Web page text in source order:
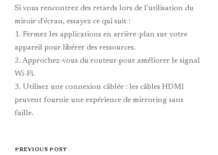
Si vous rencontrez des retards lors de l’utilisation du
miroir d’écran, essayez ce qui suit :
1. Fermez les applications en arrière-plan sur votre
appareil pour libérer des ressources.
2. Approchez-vous du routeur pour améliorer le signal
Wi-Fi.
3. Utilisez une connexion câblée : les câbles HDMI
peuvent fournir une expérience de mirroring sans
faille.
PREVIOUS POST